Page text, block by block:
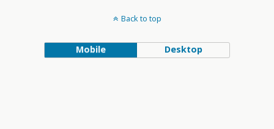
Back to top
Mobile Desktop